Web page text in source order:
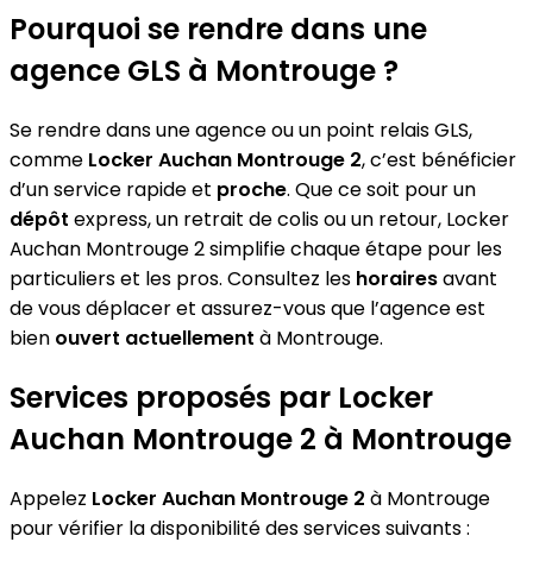
Pourquoi se rendre dans une
agence GLS à Montrouge ?
Se rendre dans une agence ou un point relais GLS,
comme Locker Auchan Montrouge 2, c’est bénéficier
d’un service rapide et proche. Que ce soit pour un
dépôt express, un retrait de colis ou un retour, Locker
Auchan Montrouge 2 simplifie chaque étape pour les
particuliers et les pros. Consultez les horairesavant
de vous déplacer et assurez-vous que l’agence est
bien ouvert actuellement à Montrouge.
Services proposés par Locker
Auchan Montrouge 2 à Montrouge
Appelez Locker Auchan Montrouge 2 à Montrouge
pour vérifier la disponibilité des services suivants :